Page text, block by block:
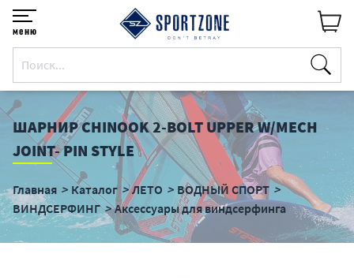
меню
ШАРНИР CHINOOK 2-BOLT UPPER W/MECH
JOINT- PIN STYLE
Главная Каталог ЛЕТО
ВОДНЫЙ СПОРТ
ВИНДСЕРФИНГ
Аксессуары для виндсерфинга